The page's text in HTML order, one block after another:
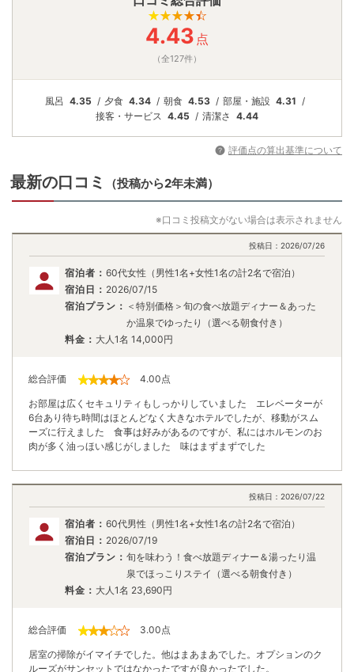
4.43 点
（全127件）
風呂 4.35 夕食 4.34 朝食 4.53 部屋・施設 4.31
接客・ サービス 4.45 清潔さ 4.44
評価点の算出基準について
最新の口コミ （投稿から2年未満）
※口コミ投稿文がない場合は表示されません
投稿日： 2026/07/26
宿泊者： 60代女性（男性1名+女性1名の計2名で宿泊）
宿泊日： 2026/07/15
宿泊プラン： ＜特別価格＞旬の食べ放題ディナー＆あった
か温泉でゆったり（選べる朝食付き）
料金： 大人1名 14,000円
総合評価 4.00点
お部屋は広くセキュリティもしっかりしていました エレベーターが
6台あり待ち時間はほとんどなく大きなホテルでしたが、移動がスム
ーズに行えました 食事は好みがあるのですが、私にはホルモンのお
肉が多く油っほい感じがしました 味はまずまずでした
投稿日： 2026/07/22
宿泊者： 60代男性（男性1名+女性1名の計2名で宿泊）
宿泊日： 2026/07/19
宿泊プラン： 旬を味わう！食べ放題ディナー＆湯ったり温
泉でほっこりステイ（選べる朝食付き）
料金： 大人1名 23,690円
総合評価 3.00点
居室の掃除がイマイチでした。他はまあまあでした。オプションのク
ルーズがサンセットではなかったですが良かったでした。